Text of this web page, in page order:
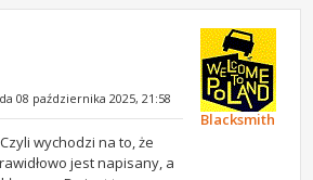
08 października 2025, 21:58
wychodzi na to, że
jest napisany, a
Blacksmith